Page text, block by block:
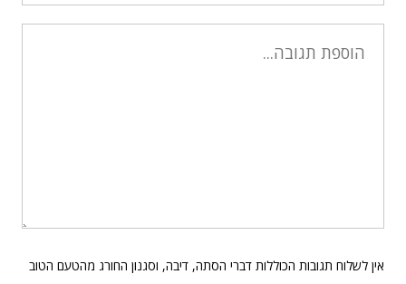
אין לשלוח תגובות הכוללות דברי הסתה, דיבה, וסגנון החורג מהטעם הטוב